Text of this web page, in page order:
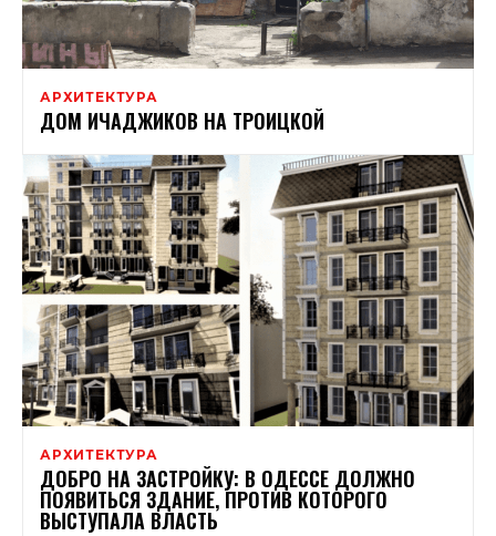
АРХИТЕКТУРА
ДОМ ИЧАДЖИКОВ НА ТРОИЦКОЙ
АРХИТЕКТУРА
ДОБРО НА ЗАСТРОЙКУ: В ОДЕССЕ ДОЛЖНО
ПОЯВИТЬСЯ ЗДАНИЕ, ПРОТИВ КОТОРОГО
ВЫСТУПАЛА ВЛАСТЬ